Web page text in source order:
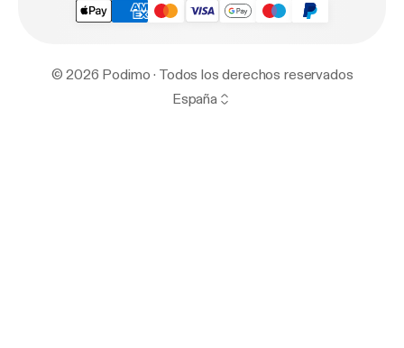
© 2026 Podimo · Todos los derechos reservados
España